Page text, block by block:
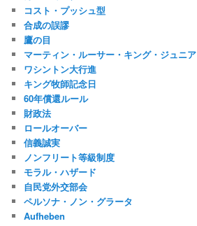
コスト・プッシュ型
合成の誤謬
鷹の目
マーティン・ルーサー・キング・ジュニア
ワシントン大行進
キング牧師記念日
60年償還ルール
財政法
ロールオーバー
信義誠実
ノンフリート等級制度
モラル・ハザード
自民党外交部会
ペルソナ・ノン・グラータ
Aufheben